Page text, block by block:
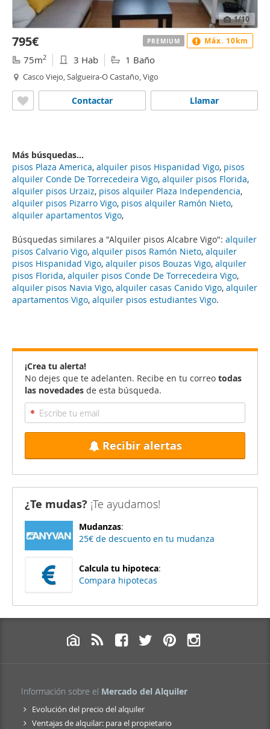
Búsquedas similares a "Alquiler pisos Alcabre Vigo": alquiler
pisos Calvario Vigo, alquiler pisos Ramón Nieto, alquiler
pisos Hispanidad Vigo, alquiler pisos Bouzas Vigo, alquiler
pisos Florida, alquiler pisos Conde De Torrecedeira Vigo,
alquiler pisos Navia Vigo, alquiler casas Canido Vigo, alquiler
apartamentos Vigo, alquiler pisos estudiantes Vigo.
1/10
795€
75m2 3 Hab 1 Baño
Casco Viejo, Salgueira-O Castaño, Vigo
Llamar
Contactar
PREMIUM Máx. 10km
Más búsquedas...
pisos Plaza America, alquiler pisos Hispanidad Vigo, pisos
alquiler Conde De Torrecedeira Vigo, alquiler pisos Florida,
alquiler pisos Urzaiz, pisos alquiler Plaza Independencia,
alquiler pisos Pizarro Vigo, pisos alquiler Ramón Nieto,
alquiler apartamentos Vigo,
¡Crea tu alerta!
No dejes que te adelanten. Recibe en tu correo todas
las novedades de esta búsqueda.
Recibir alertas
¿Te mudas? ¡Te ayudamos!
Mudanzas:
25€ de descuento en tu mudanza
Calcula tu hipoteca:
Compara hipotecas
Información sobre el Mercado del Alquiler
Evolución del precio del alquiler
Ventajas de alquilar: para el propietario